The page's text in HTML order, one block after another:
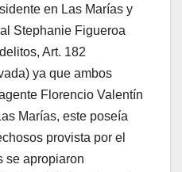
en Las Marías y
Stephanie Figueroa
Art. 182
ya que ambos
Florencio Valentín
Marías, este poseía
provista por el
se apropiaron